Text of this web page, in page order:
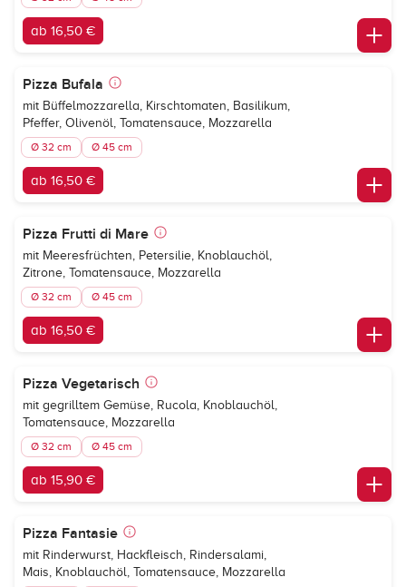
ab 16,50 €
Pizza Bufala
mit Büffelmozzarella, Kirschtomaten, Basilikum,
Pfeffer, Olivenöl, Tomatensauce, Mozzarella
Ø 32 cm Ø 45 cm
ab 16,50 €
Pizza Frutti di Mare
mit Meeresfrüchten, Petersilie, Knoblauchöl,
Zitrone, Tomatensauce, Mozzarella
Ø 32 cm Ø 45 cm
ab 16,50 €
Pizza Vegetarisch
mit gegrilltem Gemüse, Rucola, Knoblauchöl,
Tomatensauce, Mozzarella
Ø 32 cm Ø 45 cm
ab 15,90 €
Pizza Fantasie
mit Rinderwurst, Hackfleisch, Rindersalami,
Mais, Knoblauchöl, Tomatensauce, Mozzarella